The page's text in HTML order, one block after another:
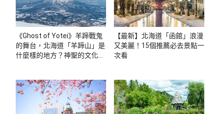
《Ghost of Yotei》羊蹄戰鬼
的舞台，北海道「羊蹄山」是
什麼樣的地方？神聖的文化與
【最新】北海道「函館」浪漫
又美麗！15個推薦必去景點一
次看